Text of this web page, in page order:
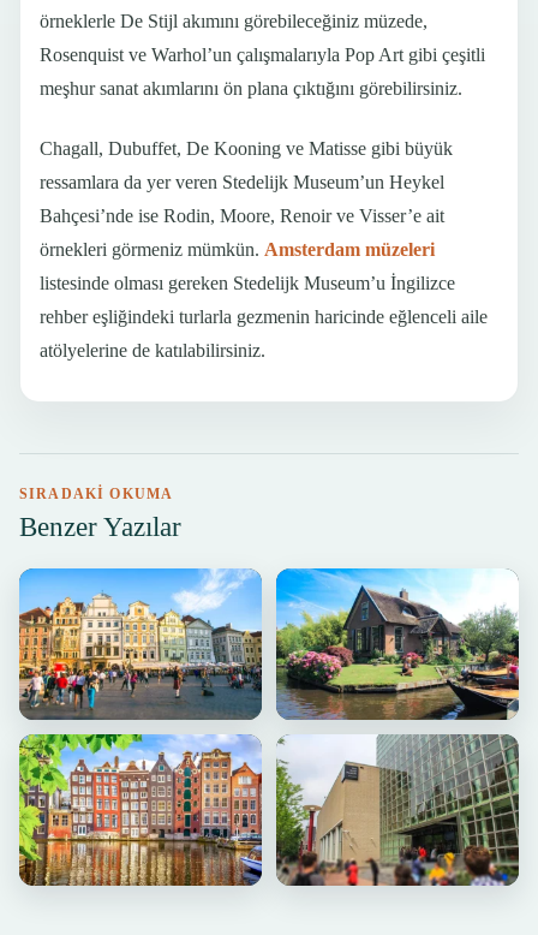
örneklerle De Stijl akımını görebileceğiniz müzede,
Rosenquist ve Warhol’un çalışmalarıyla Pop Art gibi çeşitli
meşhur sanat akımlarını ön plana çıktığını görebilirsiniz.
Chagall, Dubuffet, De Kooning ve Matisse gibi büyük
ressamlara da yer veren Stedelijk Museum’un Heykel
Bahçesi’nde ise Rodin, Moore, Renoir ve Visser’e ait
örnekleri görmeniz mümkün. Amsterdam müzeleri
listesinde olması gereken Stedelijk Museum’u İngilizce
rehber eşliğindeki turlarla gezmenin haricinde eğlenceli aile
atölyelerine de katılabilirsiniz.
SIRADAKI OKUMA
Benzer Yazılar
AMSTERDAM
Otobüsle Avrupa Turunda
Göreceğiniz En Güzel Şehirler
by Kemal K. · 24.04.2025 · 11 dk
AMSTERDAM
Hollanda’nın Masalsı Köyü:
Giethoorn
by Kemal K. · 02.11.2024 · 7 dk